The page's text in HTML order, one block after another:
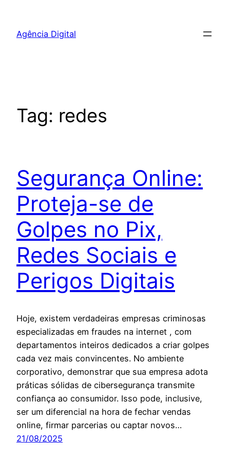
Agência Digital
Tag: redes
Segurança Online:
Proteja-se de
Golpes no Pix,
Redes Sociais e
Perigos Digitais
Hoje, existem verdadeiras empresas criminosas
especializadas em fraudes na internet , com
departamentos inteiros dedicados a criar golpes
cada vez mais convincentes. No ambiente
corporativo, demonstrar que sua empresa adota
práticas sólidas de cibersegurança transmite
confiança ao consumidor. Isso pode, inclusive,
ser um diferencial na hora de fechar vendas
online, firmar parcerias ou captar novos…
21/08/2025